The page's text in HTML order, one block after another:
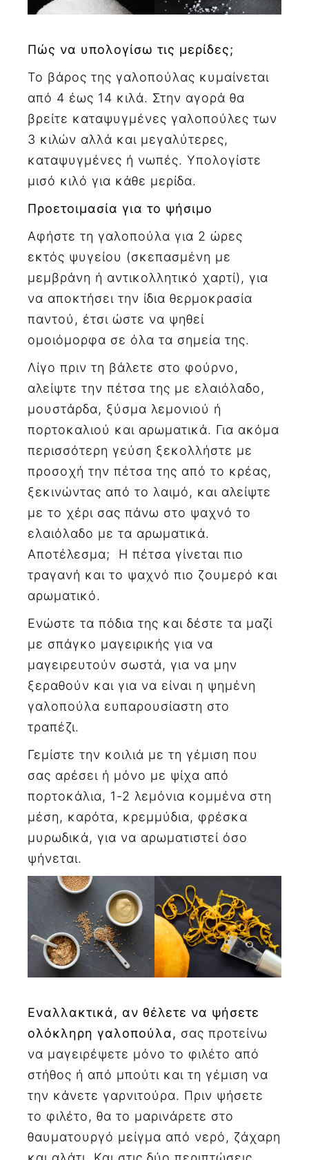
Πώς να υπολογίσω τις μερίδες;
Το βάρος της γαλοπούλας κυμαίνεται
από 4 έως 14 κιλά. Στην αγορά θα
βρείτε καταψυγμένες γαλοπούλες των
3 κιλών αλλά και μεγαλύτερες,
καταψυγμένες ή νωπές. Υπολογίστε
μισό κιλό για κάθε μερίδα.
Προετοιμασία για το ψήσιμο
Αφήστε τη γαλοπούλα για 2 ώρες
εκτός ψυγείου (σκεπασμένη με
μεμβράνη ή αντικολλητικό χαρτί), για
να αποκτήσει την ίδια θερμοκρασία
παντού, έτσι ώστε να ψηθεί
ομοιόμορφα σε όλα τα σημεία της.
Λίγο πριν τη βάλετε στο φούρνο,
αλείψτε την πέτσα της με ελαιόλαδο,
μουστάρδα, ξύσμα λεμονιού ή
πορτοκαλιού και αρωματικά. Για ακόμα
περισσότερη γεύση ξεκολλήστε με
προσοχή την πέτσα της από το κρέας,
ξεκινώντας από το λαιμό, και αλείψτε
με το χέρι σας πάνω στο ψαχνό το
ελαιόλαδο με τα αρωματικά.
Αποτέλεσμα; Η πέτσα γίνεται πιο
τραγανή και το ψαχνό πιο ζουμερό και
αρωματικό.
Ενώστε τα πόδια της και δέστε τα μαζί
με σπάγκο μαγειρικής για να
μαγειρευτούν σωστά, για να μην
ξεραθούν και για να είναι η ψημένη
γαλοπούλα ευπαρουσίαστη στο
τραπέζι.
Γεμίστε την κοιλιά με τη γέμιση που
σας αρέσει ή μόνο με ψίχα από
πορτοκάλια, 1-2 λεμόνια κομμένα στη
μέση, καρότα, κρεμμύδια, φρέσκα
μυρωδικά, για να αρωματιστεί όσο
ψήνεται.
Εναλλακτικά, αν θέλετε να ψήσετε
ολόκληρη γαλοπούλα, σας προτείνω
να μαγειρέψετε μόνο το φιλέτο από
στήθος ή από μπούτι και τη γέμιση να
την κάνετε γαρνιτούρα. Πριν ψήσετε
το φιλέτο, θα το μαρινάρετε στο
θαυματουργό μείγμα από νερό, ζάχαρη